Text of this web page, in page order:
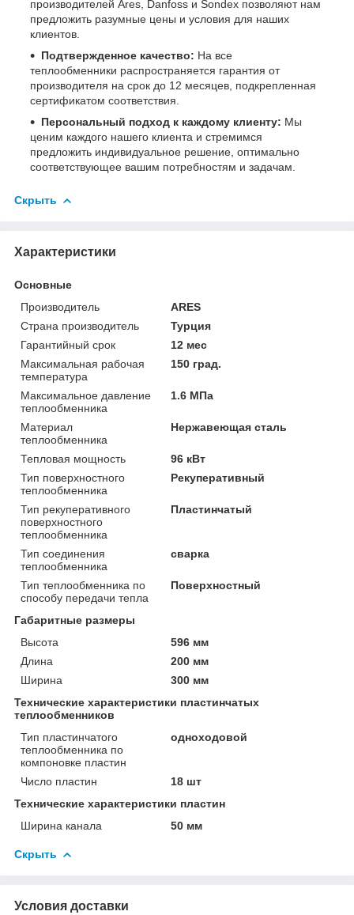
производителей Ares, Danfoss и Sondex позволяют нам
предложить разумные цены и условия для наших
клиентов.
Подтвержденное качество: На все
теплообменники распространяется гарантия от
производителя на срок до 12 месяцев, подкрепленная
сертификатом соответствия.
Персональный подход к каждому клиенту: Мы
ценим каждого нашего клиента и стремимся
предложить индивидуальное решение, оптимально
соответствующее вашим потребностям и задачам.
Скрыть
Характеристики
Основные
Производитель
ARES
Страна производитель
Турция
Гарантийный срок
12 мес
Максимальная рабочая
температура
150 град.
Максимальное давление
теплообменника
1.6 МПа
Материал
теплообменника
Нержавеющая сталь
Тепловая мощность
96 кВт
Тип поверхностного
теплообменника
Рекуперативный
Тип рекуперативного
поверхностного
теплообменника
Пластинчатый
Тип соединения
теплообменника
сварка
Тип теплообменника по
способу передачи тепла
Поверхностный
Габаритные размеры
Высота
596 мм
Длина
200 мм
Ширина
300 мм
Технические характеристики пластинчатых
теплообменников
Тип пластинчатого
теплообменника по
компоновке пластин
одноходовой
Число пластин
18 шт
Технические характеристики пластин
Ширина канала
50 мм
Скрыть
Условия доставки